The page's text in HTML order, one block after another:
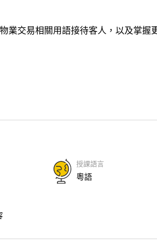
業交易相關用語接待客人，以及掌握
授課語言
粵語